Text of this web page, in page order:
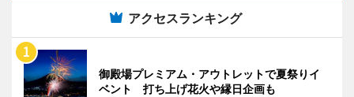
アクセスランキング
御殿場プレミアム・アウトレットで夏祭りイ
ベント 打ち上げ花火や縁日企画も